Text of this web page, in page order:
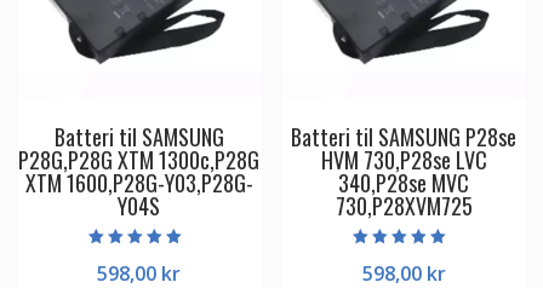
Batteri til SAMSUNG
P28G,P28G XTM 1300c,P28G
XTM 1600,P28G-Y03,P28G-
Y04S
5.00
598,00 kr
Batteri til SAMSUNG P28se
HVM 730,P28se LVC
340,P28se MVC
730,P28XVM725
5.00
598,00 kr